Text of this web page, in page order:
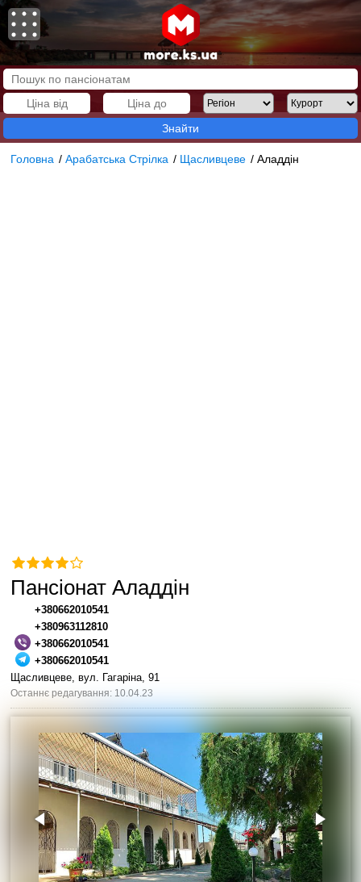
Знайти
Головна /Арабатська Стрілка / Щасливцеве /Аладдін
Пансіонат Аладдін
+380662010541
+380963112810
+380662010541
+380662010541
Щасливцеве, вул. Гагаріна, 91
Останнє редагування: 10.04.23